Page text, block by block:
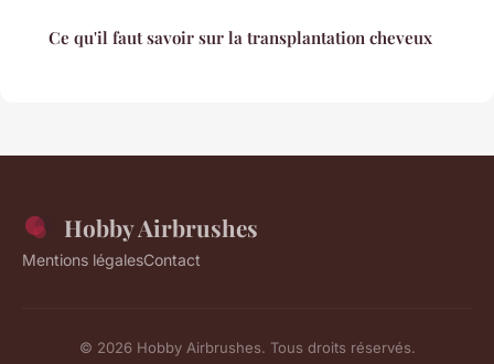
Ce qu'il faut savoir sur la transplantation cheveux
Hobby Airbrushes
Mentions légalesContact
© 2026 Hobby Airbrushes. Tous droits réservés.